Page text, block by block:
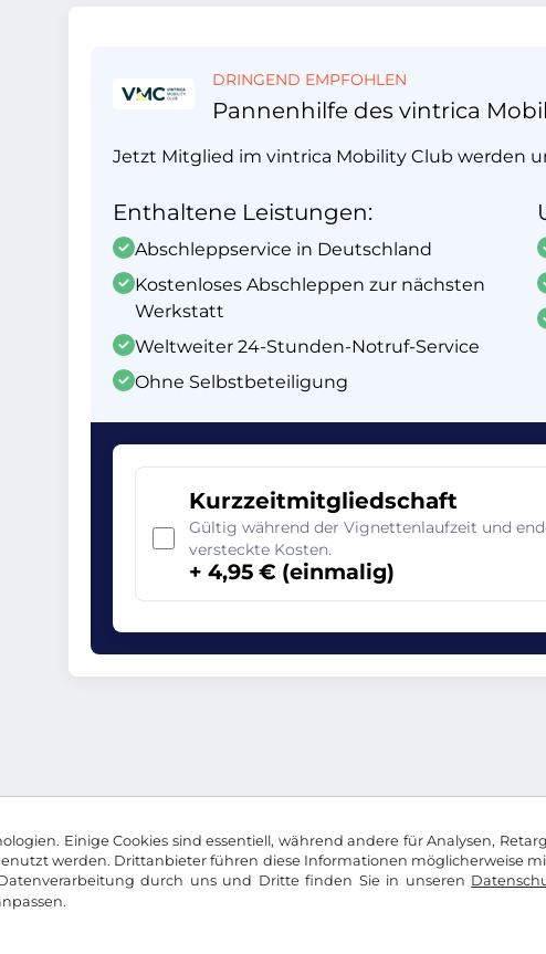
Einige Cookies sind essentiell, während andere für Analysen,
werden. Drittanbieter führen diese Informationen möglicherweise
durch uns und Dritte finden Sie in unseren
DRINGEND EMPFOHLEN
Pannenhilfe des vintrica
Jetzt Mitglied im vintrica Mobility Club werden
Enthaltene Leistungen:
Abschleppservice in Deutschland
Kostenloses Abschleppen zur nächsten
Werkstatt
Weltweiter 24-Stunden-Notruf-Service
Ohne Selbstbeteiligung
Kurzzeitmitgliedschaft
Gültig während der Vignettenlaufzeit und
versteckte Kosten.
+ 4,95 € (einmalig)